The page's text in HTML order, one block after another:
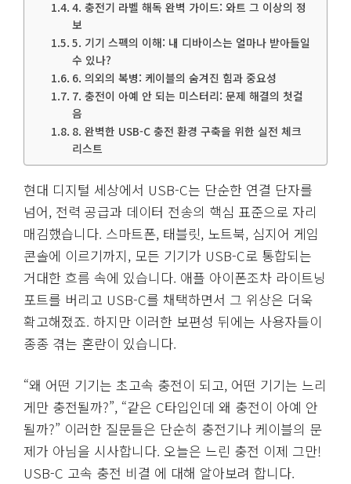
4. 충전기 라벨 해독 완벽 가이드: 와트 그 이상의 정
보
5. 기기 스펙의 이해: 내 디바이스는 얼마나 받아들일
수 있나?
6. 의외의 복병: 케이블의 숨겨진 힘과 중요성
7. 충전이 아예 안 되는 미스터리: 문제 해결의 첫걸
음
8. 완벽한 USB-C 충전 환경 구축을 위한 실전 체크
리스트
현대 디지털 세상에서 USB-C는 단순한 연결 단자를
넘어, 전력 공급과 데이터 전송의 핵심 표준으로 자리
매김했습니다. 스마트폰, 태블릿, 노트북, 심지어 게임
콘솔에 이르기까지, 모든 기기가 USB-C로 통합되는
거대한 흐름 속에 있습니다. 애플 아이폰조차 라이트닝
포트를 버리고 USB-C를 채택하면서 그 위상은 더욱
확고해졌죠. 하지만 이러한 보편성 뒤에는 사용자들이
종종 겪는 혼란이 있습니다.
“왜 어떤 기기는 초고속 충전이 되고, 어떤 기기는 느리
게만 충전될까?”, “같은 C타입인데 왜 충전이 아예 안
될까?” 이러한 질문들은 단순히 충전기나 케이블의 문
제가 아님을 시사합니다. 오늘은 느린 충전 이제 그만!
USB-C 고속 충전 비결 에 대해 알아보려 합니다.